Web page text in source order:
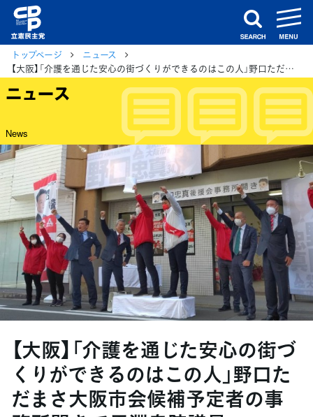
search
トップページ
ニュース
【大阪】「介護を通じた安心の街づくりができるのはこの人」野口ただまさ大阪市会候補予定者の事務所開きで馬淵衆院議員
ニュース
News
【大阪】「介護を通じた安心の街づ
くりができるのはこの人」野口た
だまさ大阪市会候補予定者の事